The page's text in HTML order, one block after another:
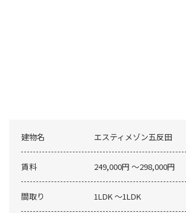
建物名 エスティメゾン五反田
賃料 249,000円 〜298,000円
間取り 1LDK 〜1LDK